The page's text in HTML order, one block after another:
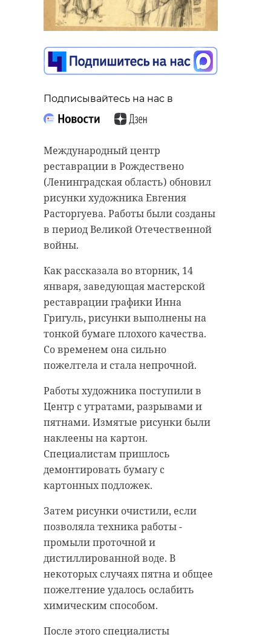
Подписывайтесь на нас в
Международный центр
реставрации в Рождествено
(Ленинградская область) обновил
рисунки художника Евгения
Расторгуева. Работы были созданы
в период Великой Отечественной
войны.
Как рассказала во вторник, 14
января, заведующая мастерской
реставрации графики Инна
Григуль, рисунки выполнены на
тонкой бумаге плохого качества.
Со временем она сильно
пожелтела и стала непрочной.
Работы художника поступили в
Центр с утратами, разрывами и
пятнами. Измятые рисунки были
наклеены на картон.
Специалистам пришлось
демонтировать бумагу с
картонных подложек.
Затем рисунки очистили, если
позволяла техника работы -
промыли проточной и
дистиллированной воде. В
некоторых случаях пятна и общее
пожелтение удалось ослабить
химическим способом.
После этого специалисты